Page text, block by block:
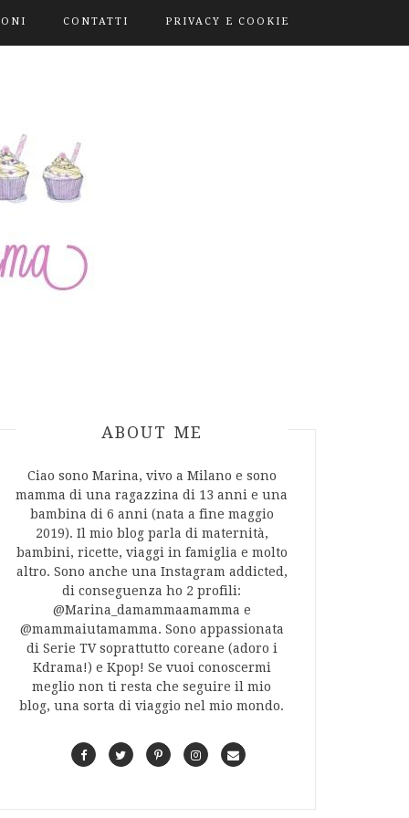
CONTATTI PRIVACY E COOKIE
ABOUT AUTHOR
ABOUT ME
Ciao sono Marina, vivo a Milano e sono
mamma di una ragazzina di 13 anni e una
bambina di 6 anni (nata a fine maggio
2019). Il mio blog parla di maternità,
bambini, ricette, viaggi in famiglia e molto
altro. Sono anche una Instagram addicted,
di conseguenza ho 2 profili:
@Marina_damammaamamma e
@mammaiutamamma. Sono appassionata
di Serie TV soprattutto coreane (adoro i
Kdrama!) e Kpop! Se vuoi conoscermi
meglio non ti resta che seguire il mio
blog, una sorta di viaggio nel mio mondo.
F
T
P
I
C